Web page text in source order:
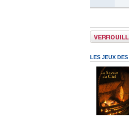
Forum verrouillé
LES JEUX